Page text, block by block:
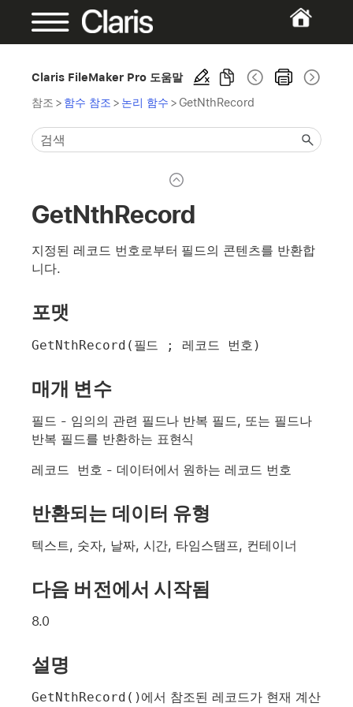
Claris FileMaker Pro 도움말
참조 > 함수 참조 > 논리 함수 > GetNthRecord
GetNthRecord
지정된 레코드 번호로부터 필드의 콘텐츠를 반환합
니다.
포맷
GetNthRecord(필드 ; 레코드 번호)
매개 변수
필드 - 임의의 관련 필드나 반복 필드, 또는 필드나
반복 필드를 반환하는 표현식
레코드 번호 - 데이터에서 원하는 레코드 번호
반환되는 데이터 유형
텍스트, 숫자, 날짜, 시간, 타임스탬프, 컨테이너
다음 버전에서 시작됨
8.0
설명
GetNthRecord()에서 참조된 레코드가 현재 계산